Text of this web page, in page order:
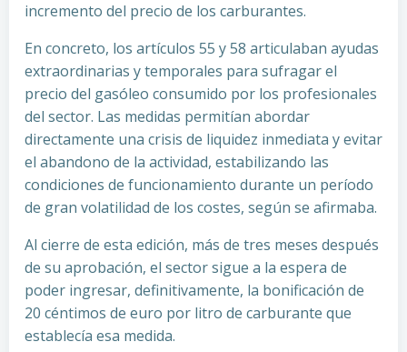
incremento del precio de los carburantes.
En concreto, los artículos 55 y 58 articulaban ayudas
extraordinarias y temporales para sufragar el
precio del gasóleo consumido por los profesionales
del sector. Las medidas permitían abordar
directamente una crisis de liquidez inmediata y evitar
el abandono de la actividad, estabilizando las
condiciones de funcionamiento durante un período
de gran volatilidad de los costes, según se afirmaba.
Al cierre de esta edición, más de tres meses después
de su aprobación, el sector sigue a la espera de
poder ingresar, definitivamente, la bonificación de
20 céntimos de euro por litro de carburante que
establecía esa medida.